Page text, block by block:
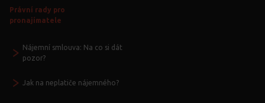
Právní rady pro
pronajímatele
Nájemní smlouva: Na co si dát
pozor?
Jak na neplatiče nájemného?